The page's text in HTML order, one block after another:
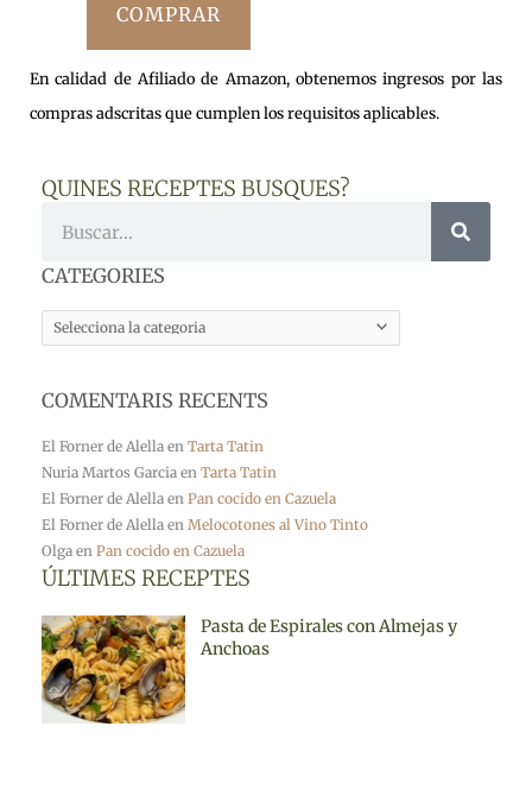
COMPRAR
En calidad de Afiliado de Amazon, obtenemos ingresos por las
compras adscritas que cumplen los requisitos aplicables.
QUINES RECEPTES BUSQUES?
CATEGORIES
CATEGORIES
COMENTARIS RECENTS
El Forner de Alella en Tarta Tatin
Nuria Martos Garcia en Tarta Tatin
El Forner de Alella en Pan cocido en Cazuela
El Forner de Alella en Melocotones al Vino Tinto
Olga en Pan cocido en Cazuela
ÚLTIMES RECEPTES
Pasta de Espirales con Almejas y
Anchoas